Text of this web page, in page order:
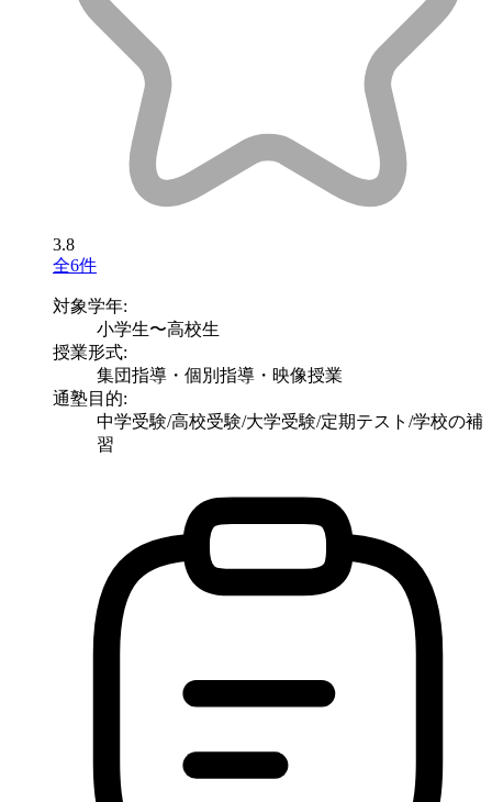
3.8
全6件
対象学年:
小学生〜高校生
授業形式:
集団指導・個別指導・映像授業
通塾目的:
中学受験/高校受験/大学受験/定期テスト/学校の補
習